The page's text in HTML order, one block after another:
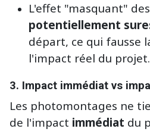
L'effet "masquant"
potentiellement
départ, ce qui fausse
l'impact réel du projet.
3. Impact immédiat vs
Les photomontages ne
de l'impact immédiat du